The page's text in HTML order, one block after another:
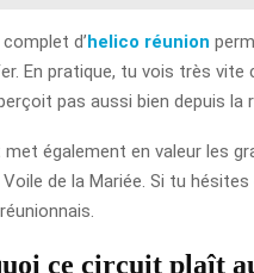
d’helico réunion
En pratique, tu vois très
pas aussi bien depuis la
également en valeur les
de la Mariée. Si tu
ce circuit plaît